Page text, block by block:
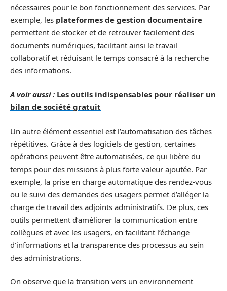
nécessaires pour le bon fonctionnement des services. Par
exemple, les plateformes de gestion documentaire
permettent de stocker et de retrouver facilement des
documents numériques, facilitant ainsi le travail
collaboratif et réduisant le temps consacré à la recherche
des informations.
A voir aussi : Les outils indispensables pour réaliser un
bilan de société gratuit
Un autre élément essentiel est l’automatisation des tâches
répétitives. Grâce à des logiciels de gestion, certaines
opérations peuvent être automatisées, ce qui libère du
temps pour des missions à plus forte valeur ajoutée. Par
exemple, la prise en charge automatique des rendez-vous
ou le suivi des demandes des usagers permet d’alléger la
charge de travail des adjoints administratifs. De plus, ces
outils permettent d’améliorer la communication entre
collègues et avec les usagers, en facilitant l’échange
d’informations et la transparence des processus au sein
des administrations.
On observe que la transition vers un environnement